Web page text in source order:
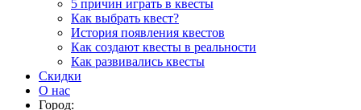
5 причин играть в квесты
Как выбрать квест?
История появления квестов
Как создают квесты в реальности
Как развивались квесты
Скидки
О нас
Город: